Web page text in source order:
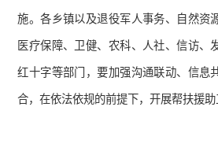
施。各乡镇以及退役军人事务、自然资
医疗保障、卫健、农科、人社、信访、
红十字等部门，要加强沟通联动、信息
合，在依法依规的前提下，开展帮扶援助